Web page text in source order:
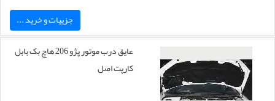
جزییات و خرید ...
عایق درب موتور پژو 206 هاچ بک بابل
کارپت اصل